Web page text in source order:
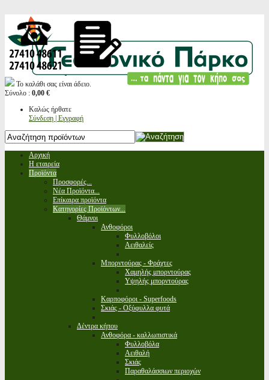
Το καλάθι σας είναι άδειο.
Σύνολο : 0,00 €
Καλώς ήρθατε
Σύνδεση | Εγγραφή
Αρχική
Η εταιρεία
Προϊόντα
Προσφορές...
Νέα Προϊόντα...
Επίκαιρα προϊόντα
Κατηγορίες Προϊόντων...
Θάμνοι
Ανθοφόροι
Φυλλοβόλοι
Αειθαλείς
Μπορντούρας - Φράχτες
Χαμηλής μπορντούρας
Υψηλής μπορντούρας
Καρποφόροι - Superfoods
Σκιάς - Οξύφυλλα φυτά
Δέντρα κήπου
Ανθοφόρα - καλλωπιστικά
Φυλλοβόλα
Αειθαλή
Σκιάς
Παραθαλάσσιων περιοχών